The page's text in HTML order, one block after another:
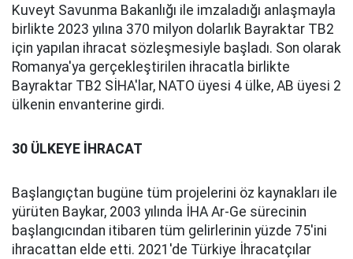
Kuveyt Savunma Bakanlığı ile imzaladığı anlaşmayla
birlikte 2023 yılına 370 milyon dolarlık Bayraktar TB2
için yapılan ihracat sözleşmesiyle başladı. Son olarak
Romanya'ya gerçekleştirilen ihracatla birlikte
Bayraktar TB2 SİHA'lar, NATO üyesi 4 ülke, AB üyesi 2
ülkenin envanterine girdi.
30 ÜLKEYE İHRACAT
Başlangıçtan bugüne tüm projelerini öz kaynakları ile
yürüten Baykar, 2003 yılında İHA Ar-Ge sürecinin
başlangıcından itibaren tüm gelirlerinin yüzde 75'ini
ihracattan elde etti. 2021'de Türkiye İhracatçılar